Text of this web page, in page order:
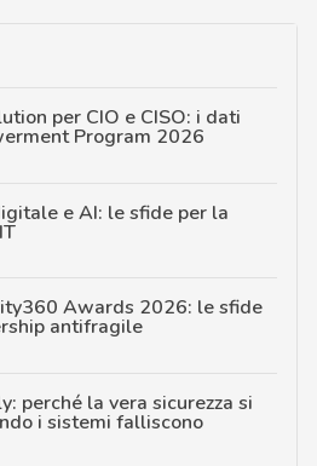
per CIO e CISO: i dati
Program 2026
e AI: le sfide per la
Awards 2026: le sfide
antifragile
perché la vera sicurezza si
i sistemi falliscono